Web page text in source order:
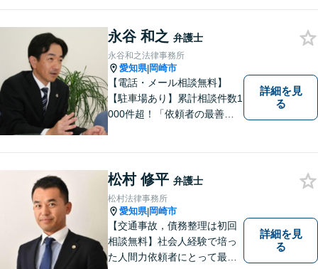
永谷 和之 弁護士
永谷和之法律事務所
愛知県|岡崎市
【電話・メール相談無料】
【駐車場あり】累計相談件数1
000件超！「依頼者の最善の
気軽にご相談ください！【完
全個室対応】
詳細を見
る
松村 修平 弁護士
松村法律事務所
愛知県|岡崎市
【交通事故，債務整理は初回
相談無料】社会人経験で培っ
た人間力依頼者にとって最大
詳細を見
る